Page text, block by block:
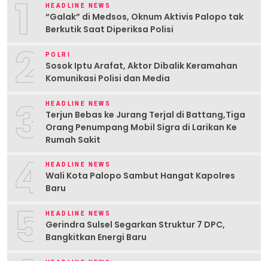
1 HEADLINE NEWS
“Galak” di Medsos, Oknum Aktivis Palopo tak
Berkutik Saat Diperiksa Polisi
2 POLRI
Sosok Iptu Arafat, Aktor Dibalik Keramahan
Komunikasi Polisi dan Media
3 HEADLINE NEWS
Terjun Bebas ke Jurang Terjal di Battang,Tiga
Orang Penumpang Mobil Sigra di Larikan Ke
Rumah Sakit
4 HEADLINE NEWS
Wali Kota Palopo Sambut Hangat Kapolres
Baru
5 HEADLINE NEWS
Gerindra Sulsel Segarkan Struktur 7 DPC,
Bangkitkan Energi Baru